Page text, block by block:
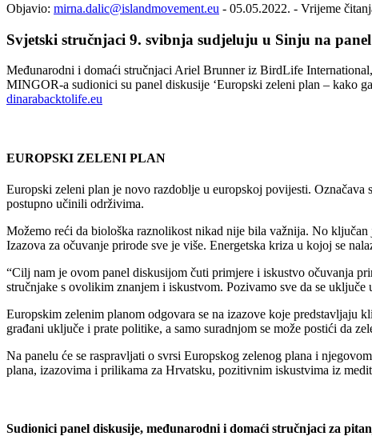
Objavio: mirna.dalic@islandmovement.eu - 05.05.2022. - Vrijeme
Svjetski stručnjaci 9. svibnja sudjeluju u Sinju na
Međunarodni i domaći stručnjaci Ariel Brunner iz BirdLife
MINGOR-a sudionici su panel diskusije ‘Europski zeleni plan – kako
dinarabacktolife.eu
EUROPSKI ZELENI PLAN
Europski zeleni plan je novo razdoblje u europskoj povijesti.
postupno učinili održivima.
Možemo reći da biološka raznolikost nikad nije bila važnija. No
Izazova za očuvanje prirode sve je više. Energetska kriza u kojoj se
“Cilj nam je ovom panel diskusijom čuti primjere i iskustvo očuvanja
stručnjake s ovolikim znanjem i iskustvom. Pozivamo sve da se
Europskim zelenim planom odgovara se na izazove koje predstavljaju
građani uključe i prate politike, a samo suradnjom se može postići da
Na panelu će se raspravljati o svrsi Europskog zelenog plana i
plana, izazovima i prilikama za Hrvatsku, pozitivnim iskustvima iz
Sudionici panel diskusije, međunarodni i domaći stručnjaci za